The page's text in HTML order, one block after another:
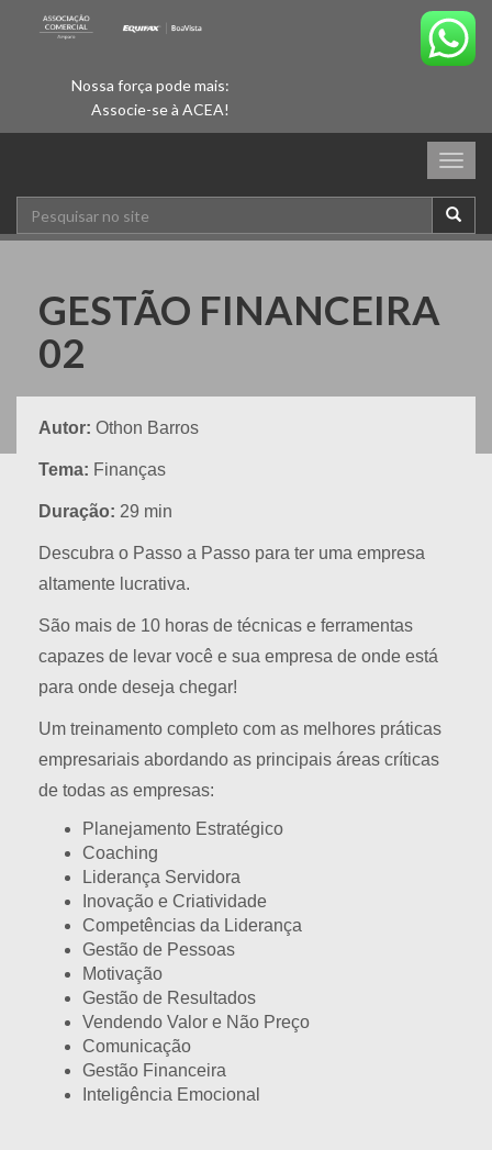
Nossa força pode mais:
Associe-se à ACEA!
GESTÃO FINANCEIRA
02
Autor: Othon Barros
Tema: Finanças
Duração: 29 min
Descubra o Passo a Passo para ter uma empresa
altamente lucrativa.
São mais de 10 horas de técnicas e ferramentas
capazes de levar você e sua empresa de onde está
para onde deseja chegar!
Um treinamento completo com as melhores práticas
empresariais abordando as principais áreas críticas
de todas as empresas:
Planejamento Estratégico
Coaching
Liderança Servidora
Inovação e Criatividade
Competências da Liderança
Gestão de Pessoas
Motivação
Gestão de Resultados
Vendendo Valor e Não Preço
Comunicação
Gestão Financeira
Inteligência Emocional